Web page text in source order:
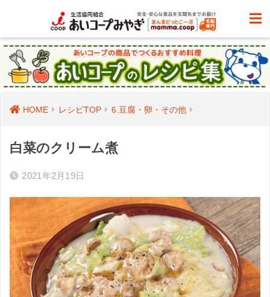
HOME レシピTOP 6.豆腐・卵・その他
白菜のクリーム煮
2021年2月19日